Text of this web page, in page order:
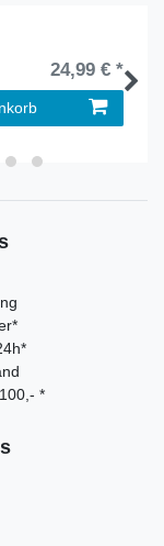
24,99 € *
*